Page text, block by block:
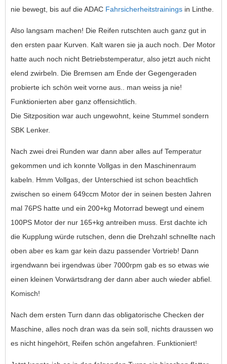
nie bewegt, bis auf die ADAC Fahrsicherheitstrainings in Linthe.
Also langsam machen! Die Reifen rutschten auch ganz gut in
den ersten paar Kurven. Kalt waren sie ja auch noch. Der Motor
hatte auch noch nicht Betriebstemperatur, also jetzt auch nicht
elend zwirbeln. Die Bremsen am Ende der Gegengeraden
probierte ich schön weit vorne aus.. man weiss ja nie!
Funktionierten aber ganz offensichtlich.
Die Sitzposition war auch ungewohnt, keine Stummel sondern
SBK Lenker.
Nach zwei drei Runden war dann aber alles auf Temperatur
gekommen und ich konnte Vollgas in den Maschinenraum
kabeln. Hmm Vollgas, der Unterschied ist schon beachtlich
zwischen so einem 649ccm Motor der in seinen besten Jahren
mal 76PS hatte und ein 200+kg Motorrad bewegt und einem
100PS Motor der nur 165+kg antreiben muss. Erst dachte ich
die Kupplung würde rutschen, denn die Drehzahl schnellte nach
oben aber es kam gar kein dazu passender Vortrieb! Dann
irgendwann bei irgendwas über 7000rpm gab es so etwas wie
einen kleinen Vorwärtsdrang der dann aber auch wieder abfiel.
Komisch!
Nach dem ersten Turn dann das obligatorische Checken der
Maschine, alles noch dran was da sein soll, nichts draussen wo
es nicht hingehört, Reifen schön angefahren. Funktioniert!